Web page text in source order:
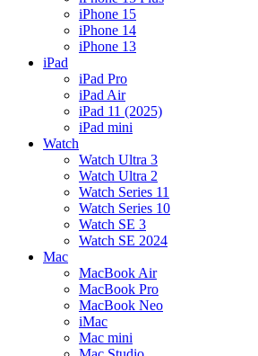
iPhone 15
iPhone 14
iPhone 13
iPad
iPad Pro
iPad Air
iPad 11 (2025)
iPad mini
Watch
Watch Ultra 3
Watch Ultra 2
Watch Series 11
Watch Series 10
Watch SE 3
Watch SE 2024
Mac
MacBook Air
MacBook Pro
MacBook Neo
iMac
Mac mini